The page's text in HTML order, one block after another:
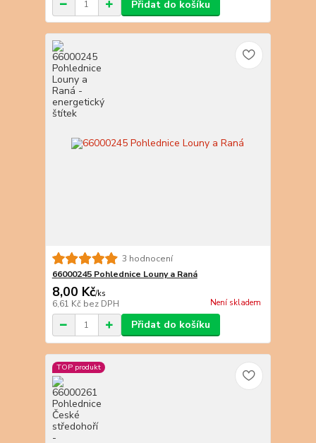
Přidat do košíku
3 hodnocení
66000245 Pohlednice Louny a Raná
8,00 Kč/ks
6,61 Kč bez DPH Není skladem
Přidat do košíku
TOP produkt